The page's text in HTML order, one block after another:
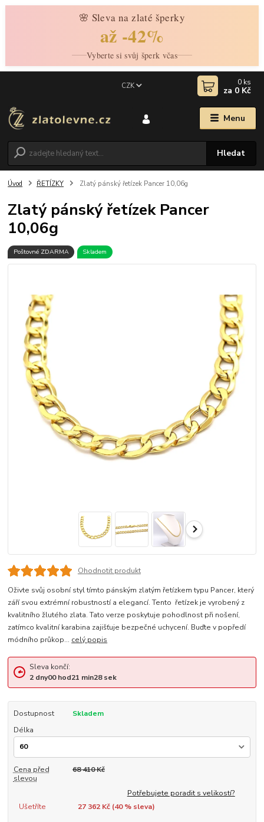
🌸 Sleva na zlaté šperky
až -42%
Vyberte si svůj šperk včas
Menu
CZK
Hledat
0 ks
za 0 Kč
Úvod ŘETÍZKY Zlatý pánský řetízek Pancer 10,06g
Zlatý pánský řetízek Pancer
10,06g
Poštovné ZDARMA Skladem
Ohodnotit produkt
Oživte svůj osobní styl tímto pánským zlatým řetízkem typu Pancer, který
září svou extrémní robustností a elegancí. Tento řetízek je vyrobený z
kvalitního žlutého zlata. Tato verze poskytuje pohodlnost při nošení,
zatímco kvalitní karabina zajišťuje bezpečné uchycení. Buďte v popředí
módního průkop... celý popis
Sleva končí:
2 dny00hod21 min27sek
Dostupnost
Skladem
Délka
Cena před
slevou
68 410 Kč
Potřebujete poradit s velikostí?
Ušetříte
27 362 Kč (40% sleva)